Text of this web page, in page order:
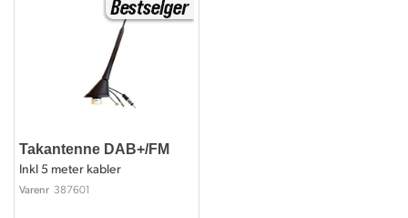
Takantenne DAB+/FM
Inkl 5 meter kabler
Varenr 387601